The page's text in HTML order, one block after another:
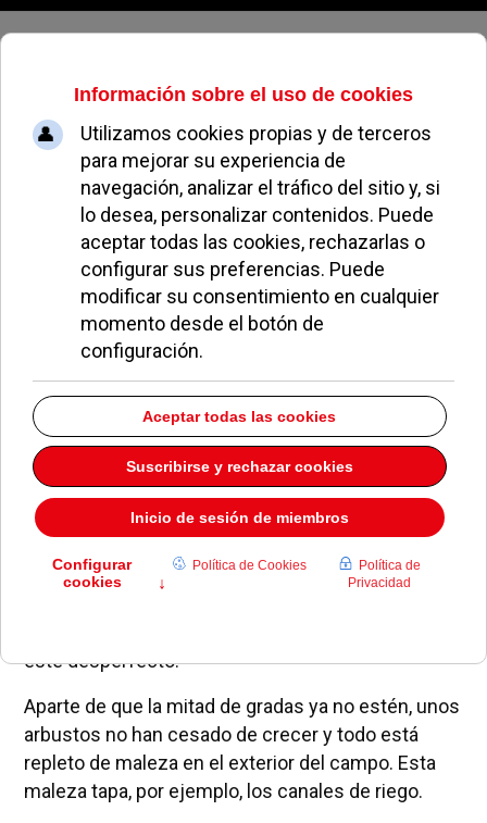
Viernes, 07 de agosto de 2026
Lamentable estado del campo de
rugby
EL AVISPA BAJA EN POZUELO 21 JULIO 2015
El campo de rugby del Valle de las Cañas se
encuentra en un estado verdaderamente extraño.
En la grada de asientos hay más espacio dedicado
a la 'nada' que a los propios sitios.
este desperfecto.
Aparte de que la mitad de gradas ya no estén, unos
arbustos no han cesado de crecer y todo está
repleto de maleza en el exterior del campo. Esta
maleza tapa, por ejemplo, los canales de riego.